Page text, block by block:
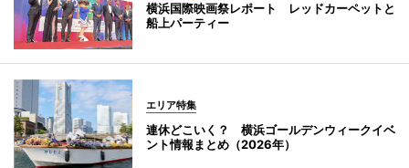
横浜国際映画祭レポート レッドカーペットと
船上パーティー
エリア特集
連休どこいく？ 横浜ゴールデンウィークイベ
ント情報まとめ（2026年）